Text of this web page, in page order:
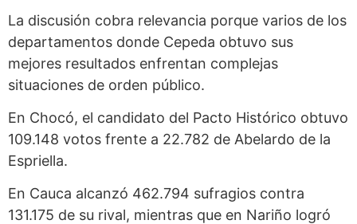
La discusión cobra relevancia porque varios de los
departamentos donde Cepeda obtuvo sus
mejores resultados enfrentan complejas
situaciones de orden público.
En Chocó, el candidato del Pacto Histórico obtuvo
109.148 votos frente a 22.782 de Abelardo de la
Espriella.
En Cauca alcanzó 462.794 sufragios contra
131.175 de su rival, mientras que en Nariño logró